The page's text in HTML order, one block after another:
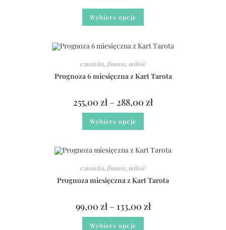
Oceniono
5.00na 5
Wybierz opcje
czasówka, finanse, miłość
Prognoza 6 miesięczna z Kart Tarota
255,00 zł – 288,00 zł
Wybierz opcje
czasówka, finanse, miłość
Prognoza miesięczna z Kart Tarota
99,00 zł – 133,00 zł
Wybierz opcje